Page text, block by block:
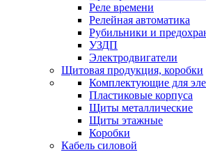
Реле времени
Релейная автоматика
Рубильники и
УЗДП
Электродвигатели
Щитовая продукция, коробки
Комплектующие для
Пластиковые корпуса
Щиты металлические
Щиты этажные
Коробки
Кабель силовой